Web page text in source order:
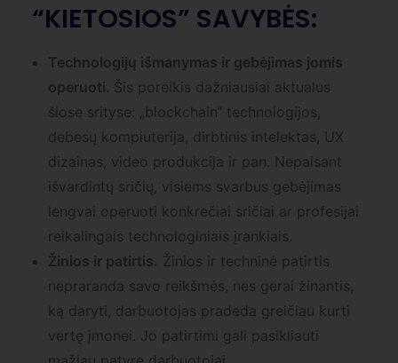
“KIETOSIOS” SAVYBĖS:
Technologijų išmanymas ir gebėjimas jomis
operuoti. Šis poreikis dažniausiai aktualus
šiose srityse: „blockchain“ technologijos,
debesų kompiuterija, dirbtinis intelektas, UX
dizainas, video produkcija ir pan. Nepaisant
išvardintų sričių, visiems svarbus gebėjimas
lengvai operuoti konkrečiai sričiai ar profesijai
reikalingais technologiniais įrankiais.
Žinios ir patirtis. Žinios ir techninė patirtis
nepraranda savo reikšmės, nes gerai žinantis,
ką daryti, darbuotojas pradeda greičiau kurti
vertę įmonei. Jo patirtimi gali pasikliauti